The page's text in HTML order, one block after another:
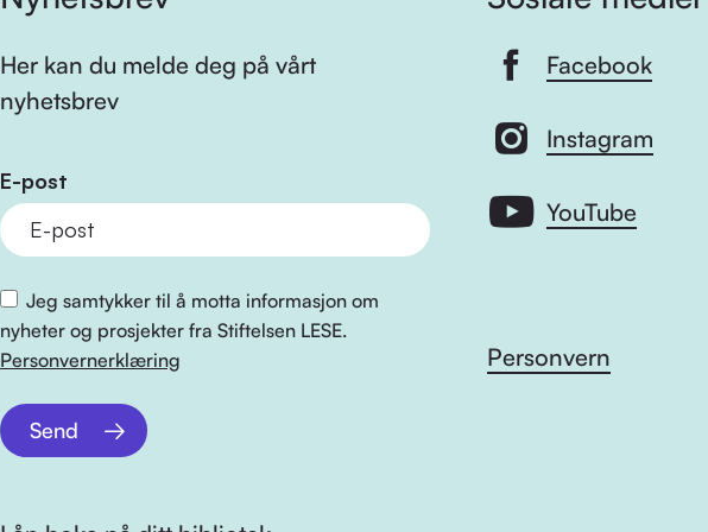
Her kan du melde deg på vårt
nyhetsbrev
E-post
Jeg samtykker til å motta informasjon om
nyheter og prosjekter fra Stiftelsen LESE.
Personvernerklæring
Send
Facebook
Instagram
YouTube
Personvern